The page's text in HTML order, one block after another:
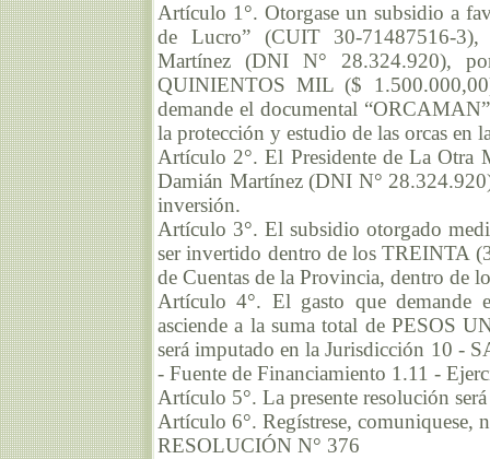
Artículo 1°. Otorgase un subsidio a
de Lucro” (CUIT 30-71487516-3),
Martínez (DNI N° 28.324.920),
QUINIENTOS MIL ($
demande el documental
la protección y estudio de las orcas en
Artículo 2°. El Presidente de La Otra
Damián Martínez (DNI N°
inversión.
Artículo 3°. El subsidio otorgado
ser invertido dentro de los TREINTA
de Cuentas de la Provincia, dentro de
Artículo 4°. El gasto que demande
asciende a la suma total de PESOS
será imputado en la Jurisdicción 10 -
- Fuente de Financiamiento 1.11 -
Artículo 5°. La presente resolución
Artículo 6°. Regístrese, comuniquese,
RESOLUCIÓN N° 376